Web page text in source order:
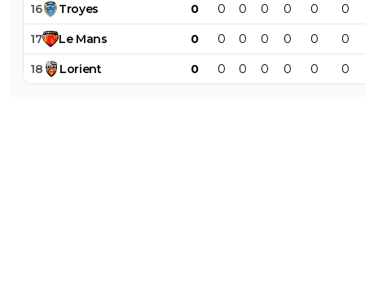
16 Troyes 0 0 0 0 0 0 0
17 Le Mans 0 0 0 0 0 0 0
18 Lorient 0 0 0 0 0 0 0